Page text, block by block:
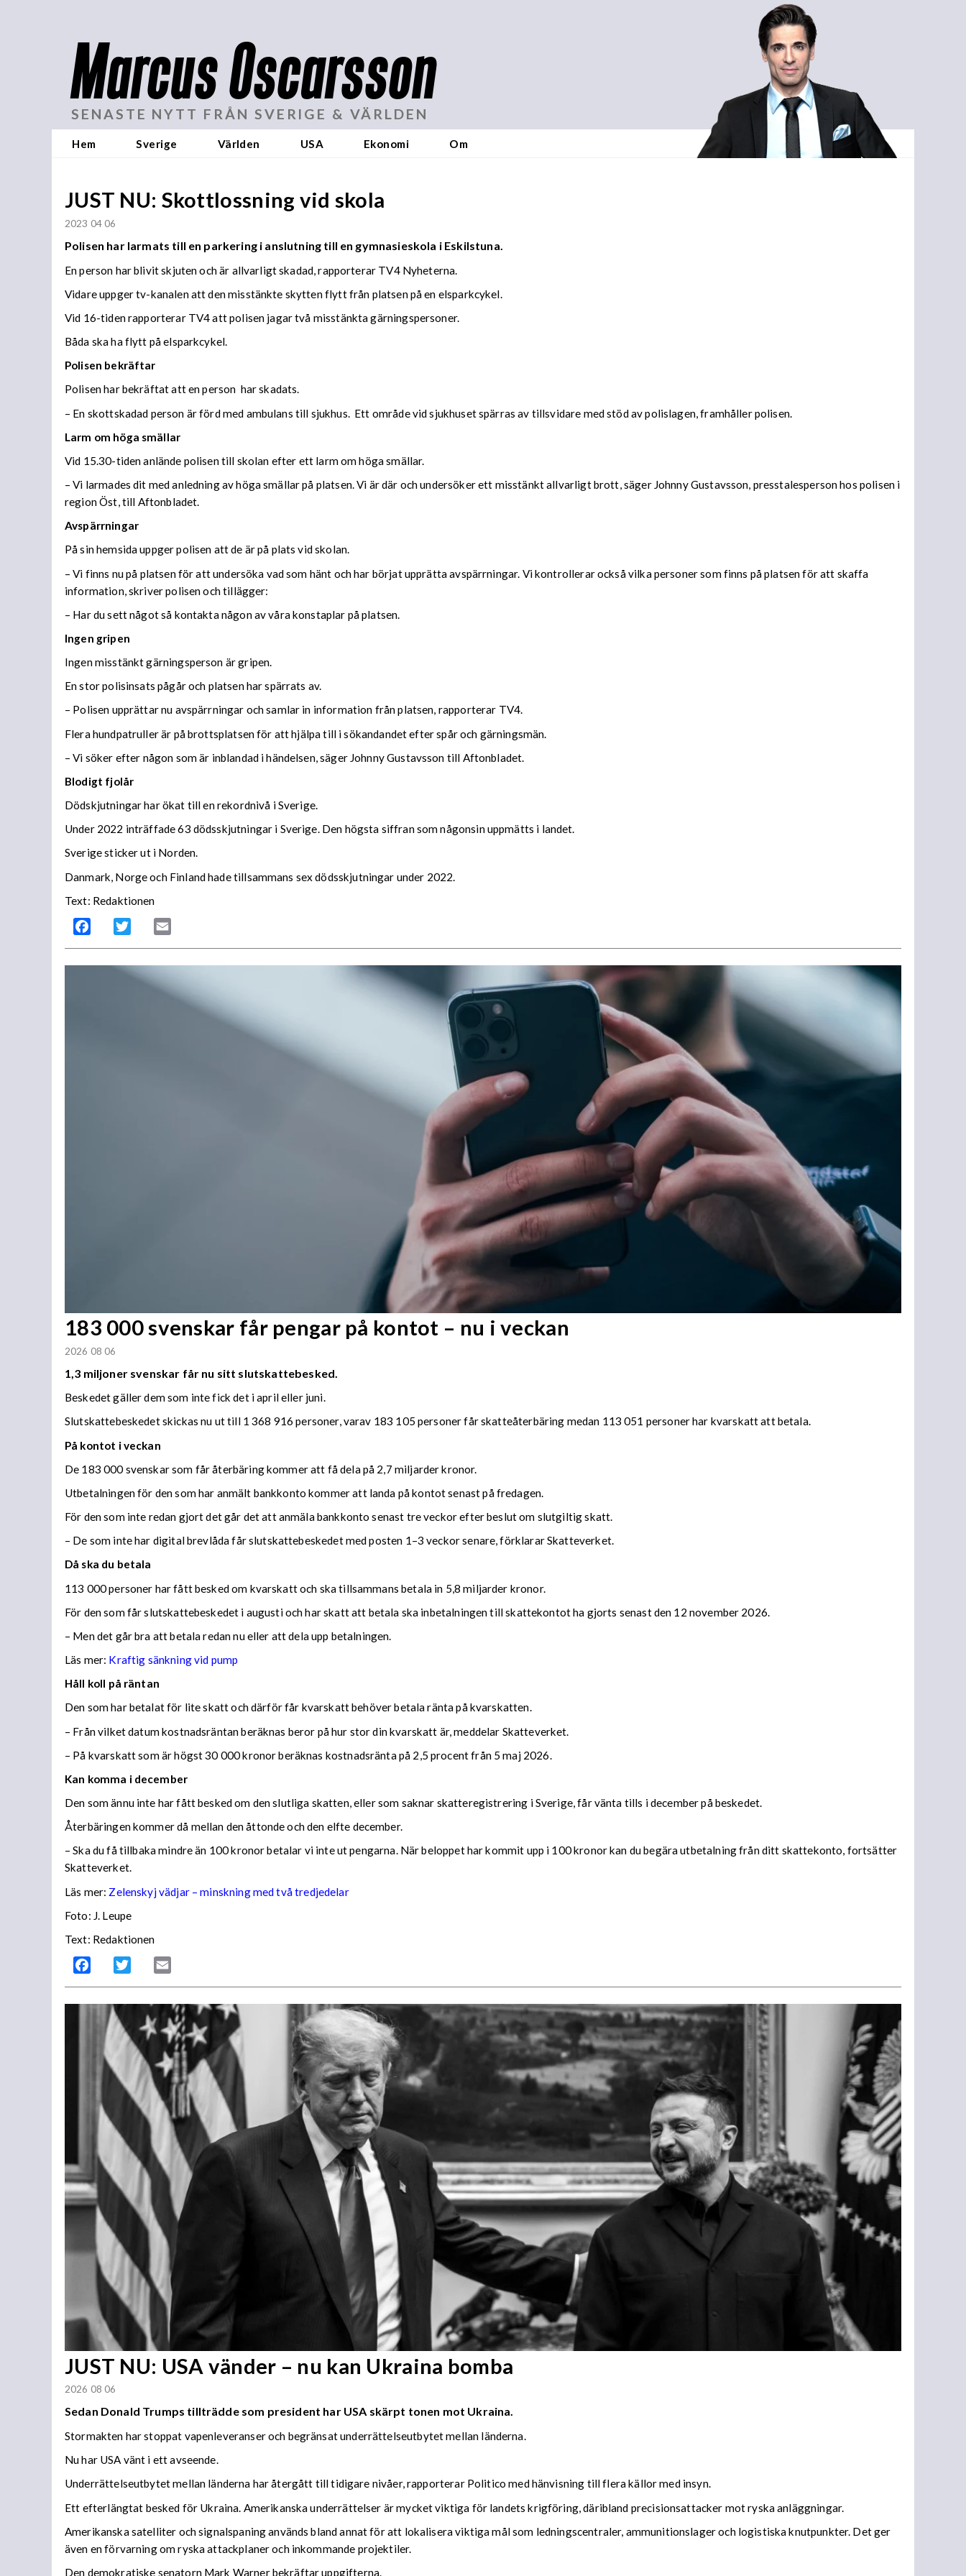
Marcus Oscarsson
SENASTE NYTT FRÅN SVERIGE & VÄRLDEN
Hem Sverige Världen USA Ekonomi Om
JUST NU: Skottlossning vid skola
2023 04 06
Polisen har larmats till en parkering i anslutning till en gymnasieskola i Eskilstuna.
En person har blivit skjuten och är allvarligt skadad, rapporterar TV4 Nyheterna.
Vidare uppger tv-kanalen att den misstänkte skytten flytt från platsen på en elsparkcykel.
Vid 16-tiden rapporterar TV4 att polisen jagar två misstänkta gärningspersoner.
Båda ska ha flytt på elsparkcykel.
Polisen bekräftar
Polisen har bekräftat att en person har skadats.
– En skottskadad person är förd med ambulans till sjukhus. Ett område vid sjukhuset spärras av tillsvidare med stöd av polislagen, framhåller polisen.
Larm om höga smällar
Vid 15.30-tiden anlände polisen till skolan efter ett larm om höga smällar.
– Vi larmades dit med anledning av höga smällar på platsen. Vi är där och undersöker ett misstänkt allvarligt brott, säger Johnny Gustavsson, presstalesperson hos polisen i
region Öst, till Aftonbladet.
Avspärrningar
På sin hemsida uppger polisen att de är på plats vid skolan.
– Vi finns nu på platsen för att undersöka vad som hänt och har börjat upprätta avspärrningar. Vi kontrollerar också vilka personer som finns på platsen för att skaffa
information, skriver polisen och tillägger:
– Har du sett något så kontakta någon av våra konstaplar på platsen.
Ingen gripen
Ingen misstänkt gärningsperson är gripen.
En stor polisinsats pågår och platsen har spärrats av.
– Polisen upprättar nu avspärrningar och samlar in information från platsen, rapporterar TV4.
Flera hundpatruller är på brottsplatsen för att hjälpa till i sökandandet efter spår och gärningsmän.
– Vi söker efter någon som är inblandad i händelsen, säger Johnny Gustavsson till Aftonbladet.
Blodigt fjolår
Dödskjutningar har ökat till en rekordnivå i Sverige.
Under 2022 inträffade 63 dödsskjutningar i Sverige. Den högsta siffran som någonsin uppmätts i landet.
Sverige sticker ut i Norden.
Danmark, Norge och Finland hade tillsammans sex dödsskjutningar under 2022.
Text: Redaktionen
Facebook Twitter
183 000 svenskar får pengar på kontot – nu i veckan
2026 08 06
1,3 miljoner svenskar får nu sitt slutskattebesked.
Beskedet gäller dem som inte fick det i april eller juni.
Slutskattebeskedet skickas nu ut till 1 368 916 personer, varav 183 105 personer får skatteåterbäring medan 113 051 personer har kvarskatt att betala.
På kontot i veckan
De 183 000 svenskar som får återbäring kommer att få dela på 2,7 miljarder kronor.
Utbetalningen för den som har anmält bankkonto kommer att landa på kontot senast på fredagen.
För den som inte redan gjort det går det att anmäla bankkonto senast tre veckor efter beslut om slutgiltig skatt.
– De som inte har digital brevlåda får slutskattebeskedet med posten 1–3 veckor senare, förklarar Skatteverket.
Då ska du betala
113 000 personer har fått besked om kvarskatt och ska tillsammans betala in 5,8 miljarder kronor.
För den som får slutskattebeskedet i augusti och har skatt att betala ska inbetalningen till skattekontot ha gjorts senast den 12 november 2026.
– Men det går bra att betala redan nu eller att dela upp betalningen.
Läs mer: Kraftig sänkning vid pump
Håll koll på räntan
Den som har betalat för lite skatt och därför får kvarskatt behöver betala ränta på kvarskatten.
– Från vilket datum kostnadsräntan beräknas beror på hur stor din kvarskatt är, meddelar Skatteverket.
– På kvarskatt som är högst 30 000 kronor beräknas kostnadsränta på 2,5 procent från 5 maj 2026.
Kan komma i december
Den som ännu inte har fått besked om den slutliga skatten, eller som saknar skatteregistrering i Sverige, får vänta tills i december på beskedet.
Återbäringen kommer då mellan den åttonde och den elfte december.
– Ska du få tillbaka mindre än 100 kronor betalar vi inte ut pengarna. När beloppet har kommit upp i 100 kronor kan du begära utbetalning från ditt skattekonto, fortsätter
Skatteverket.
Läs mer: Zelenskyj vädjar – minskning med två tredjedelar
Foto: J. Leupe
Text: Redaktionen
Facebook Twitter
JUST NU: USA vänder – nu kan Ukraina bomba
2026 08 06
Sedan Donald Trumps tillträdde som president har USA skärpt tonen mot Ukraina.
Stormakten har stoppat vapenleveranser och begränsat underrättelseutbytet mellan länderna.
Nu har USA vänt i ett avseende.
Underrättelseutbytet mellan länderna har återgått till tidigare nivåer, rapporterar Politico med hänvisning till flera källor med insyn.
Ett efterlängtat besked för Ukraina. Amerikanska underrättelser är mycket viktiga för landets krigföring, däribland precisionsattacker mot ryska anläggningar.
Amerikanska satelliter och signalspaning används bland annat för att lokalisera viktiga mål som ledningscentraler, ammunitionslager och logistiska knutpunkter. Det ger
även en förvarning om ryska attackplaner och inkommande projektiler.
Den demokratiske senatorn Mark Warner bekräftar uppgifterna.